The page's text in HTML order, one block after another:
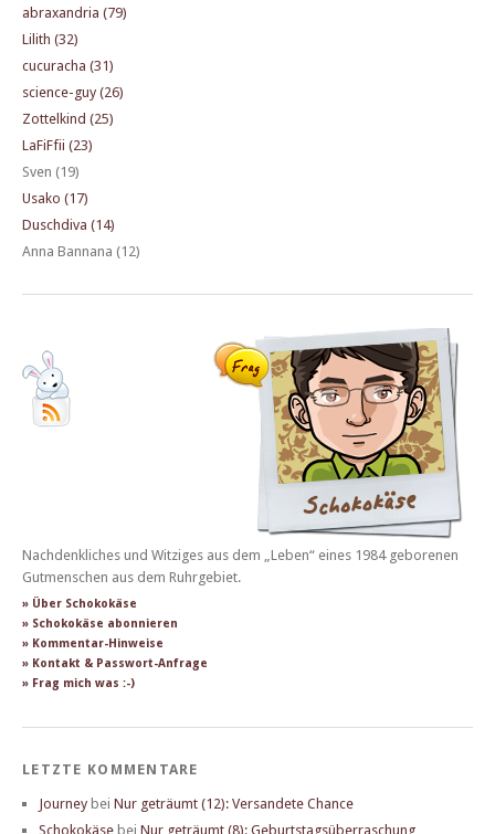
abraxandria (79)
Lilith (32)
cucuracha (31)
science-guy (26)
Zottelkind (25)
LaFiFfii (23)
Sven (19)
Usako (17)
Duschdiva (14)
Anna Bannana (12)
Nachdenkliches und Witziges aus dem „Leben“ eines 1984 geborenen
Gutmenschen aus dem Ruhrgebiet.
» Über Schokokäse
» Schokokäse abonnieren
» Kommentar-Hinweise
» Kontakt & Passwort-Anfrage
» Frag mich was :-)
LETZTE KOMMENTARE
Journey bei Nur geträumt (12): Versandete Chance
Schokokäse bei Nur geträumt (8): Geburtstagsüberraschung